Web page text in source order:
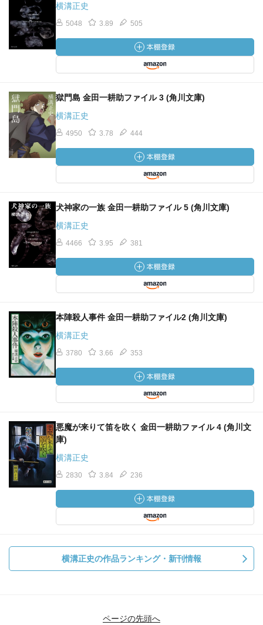
横溝正史
5048 3.89 505
獄門島 金田一耕助ファイル 3 (角川文庫)
横溝正史
4950 3.78 444
犬神家の一族 金田一耕助ファイル 5 (角川文庫)
横溝正史
4466 3.95 381
本陣殺人事件 金田一耕助ファイル2 (角川文庫)
横溝正史
3780 3.66 353
悪魔が来りて笛を吹く 金田一耕助ファイル 4 (角川文
庫)
横溝正史
2830 3.84 236
横溝正史の作品ランキング・新刊情報
ページの先頭へ